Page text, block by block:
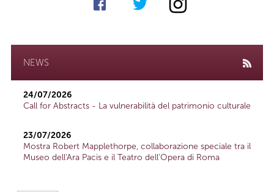
NEWS
24/07/2026
Call for Abstracts - La vulnerabilità del patrimonio culturale
23/07/2026
Mostra Robert Mapplethorpe, collaborazione speciale tra il
Museo dell'Ara Pacis e il Teatro dell'Opera di Roma